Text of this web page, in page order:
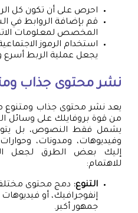
احرص على أن تكون كل
قم بإضافة الروابط في
المخصص لمعلومات
استخدام الرموز
يجعل عملية الربط أسرع
نشر محتوى جذاب
يعد نشر محتوى جذاب ومتنوع
من قوة بروفايلك على وسائل
يشمل فقط النصوص، بل
وفيديوهات، ومدونات،
إليك بعض الطرق لجعل
للاهتمام:
التنوع: دمج محتوى
إنفوجرافيك، أو
جمهور أكبر.